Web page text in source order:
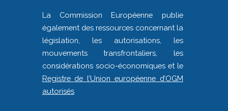
La Commission Européenne publie
également des ressources concernant la
législation, les autorisations, les
mouvements transfrontaliers, les
considérations socio-économiques et le
Registre de l’Union européenne d’OGM
autorisés